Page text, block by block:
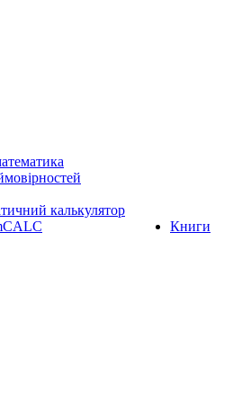
калькулятор
Книги